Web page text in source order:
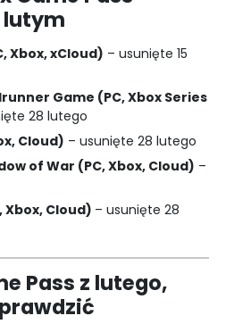
lutym
Xbox, xCloud) – usunięte 15
Game (PC, Xbox Series
28 lutego
Cloud) – usunięte 28 lutego
of War (PC, Xbox, Cloud) –
Xbox, Cloud) – usunięte 28
Pass z lutego,